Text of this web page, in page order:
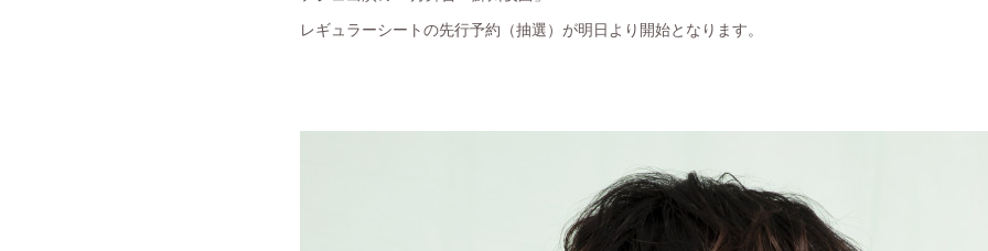
レギュラーシートの先行予約（抽選）が明日より開始となります。